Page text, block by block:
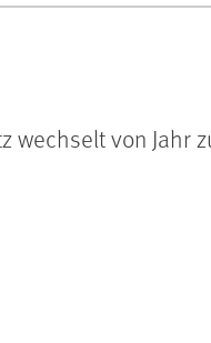
wechselt von Jahr